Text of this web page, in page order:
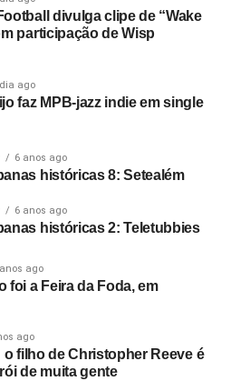
divulga clipe de “Wake
participação de Wisp
ago
faz MPB-jazz indie em single
6 anos ago
históricas 8: Setealém
6 anos ago
históricas 2: Teletubbies
ago
foi a Feira da Foda, em
ago
o filho de Christopher Reeve é
de muita gente